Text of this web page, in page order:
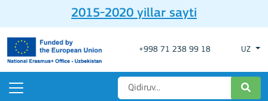
2015-2020 yillar sayti
+998 71 238 99 18 UZ